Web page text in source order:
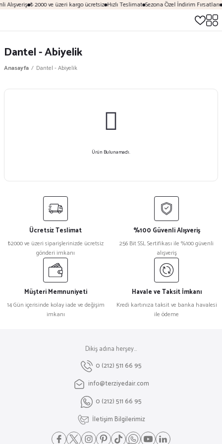
Alışveriş ₺ 2000 ve üzeri kargo ücretsiz Hızlı Teslimat Sezona Özel İndirim Fırsatları
Dantel - Abiyelik
Anasayfa Dantel - Abiyelik
Ürün Bulunamadı.
Ücretsiz Teslimat
₺2000 ve üzeri siparişlerinizde ücretsiz
gönderi imkanı
%100 Güvenli Alışveriş
256 Bit SSL Sertifikası ile %100 güvenli
alışveriş
Müşteri Memnuniyeti
14 Gün içerisinde kolay iade ve değişim
imkanı
Havale ve Taksit İmkanı
Kredi kartınıza taksit ve banka havalesi
ile ödeme
Dikiş adına herşey...
0 (212) 511 66 95
info@terziyedair.com
0 (212) 511 66 95
İletişim Bilgilerimiz